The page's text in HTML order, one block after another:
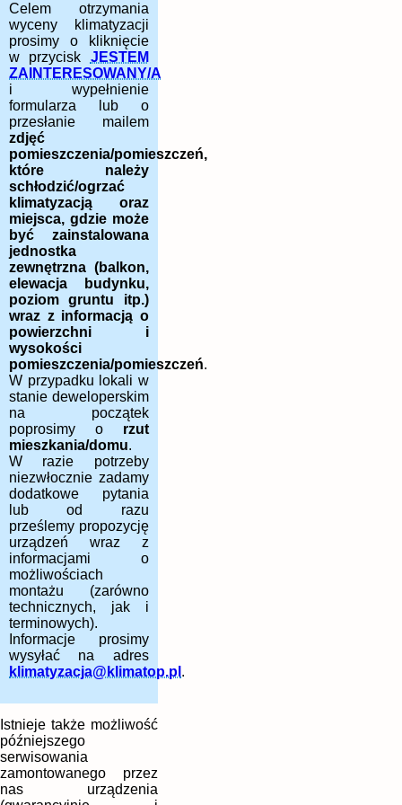
Celem otrzymania
wyceny klimatyzacji
prosimy o kliknięcie
w przycisk JESTEM
ZAINTERESOWANY/A
i wypełnienie
formularza lub o
przesłanie mailem
zdjęć
pomieszczenia/pomieszczeń,
które należy
schłodzić/ogrzać
klimatyzacją oraz
miejsca, gdzie może
być zainstalowana
jednostka
zewnętrzna (balkon,
elewacja budynku,
poziom gruntu itp.)
wraz z informacją o
powierzchni i
wysokości
pomieszczenia/pomieszczeń.
W przypadku lokali w
stanie deweloperskim
na początek
poprosimy o rzut
mieszkania/domu.
W razie potrzeby
niezwłocznie zadamy
dodatkowe pytania
lub od razu
prześlemy propozycję
urządzeń wraz z
informacjami o
możliwościach
montażu (zarówno
technicznych, jak i
terminowych).
Informacje prosimy
wysyłać na adres
klimatyzacja@klimatop.pl .
Istnieje także możliwość
późniejszego
serwisowania
zamontowanego przez
nas urządzenia